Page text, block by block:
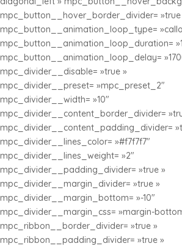
mpc_button__hover_border_divider= »true
mpc_button__animation_loop_type=
mpc_button__animation_loop_duration=
mpc_button__animation_loop_delay=
mpc_divider__disable= »true »
mpc_divider__preset= »mpc_preset_2″
mpc_divider__width= »10″
mpc_divider__content_border_divider=
mpc_divider__content_padding_divider=
mpc_divider__lines_color= »#f7f7f7″
mpc_divider__lines_weight= »2″
mpc_divider__padding_divider= »true »
mpc_divider__margin_divider= »true »
mpc_divider__margin_bottom= »-10″
mpc_divider__margin_css= »margin-
mpc_ribbon__border_divider= »true »
mpc_ribbon__padding_divider= »true »